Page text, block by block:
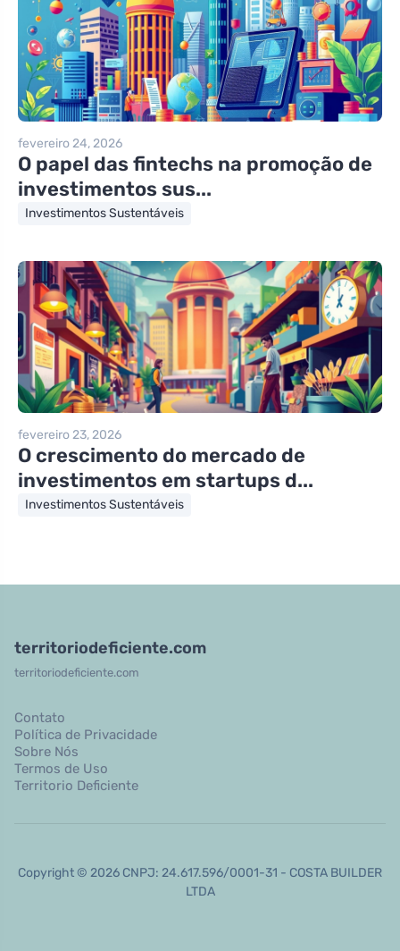
fevereiro 24, 2026
O papel das fintechs na promoção de
investimentos sus...
Investimentos Sustentáveis
fevereiro 23, 2026
O crescimento do mercado de
investimentos em startups d...
Investimentos Sustentáveis
territoriodeficiente.com
territoriodeficiente.com
Contato
Política de Privacidade
Sobre Nós
Termos de Uso
Territorio Deficiente
Copyright © 2026 CNPJ: 24.617.596/0001-31 - COSTA BUILDER
LTDA